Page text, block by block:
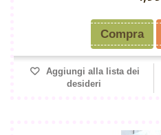
Compra
Aggiungi alla lista dei
desideri